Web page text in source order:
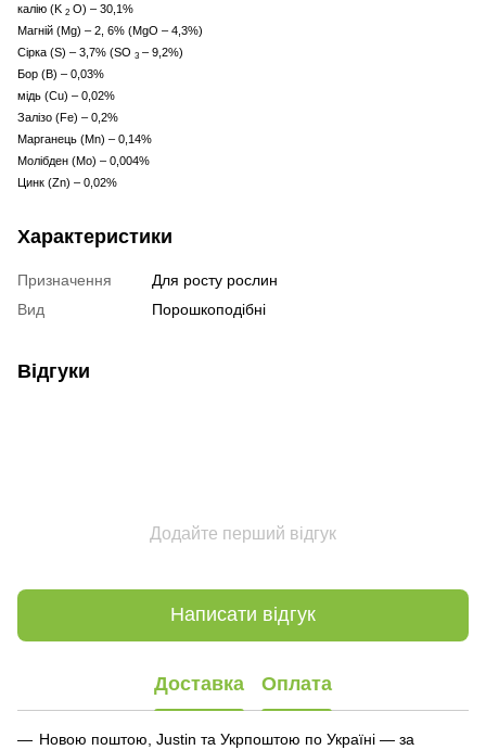
калію (K 2 O) – 30,1%
Магній (Mg) – 2, 6% (MgO – 4,3%)
Сірка (S) – 3,7% (SO 3 – 9,2%)
Бор (B) – 0,03%
мідь (Cu) – 0,02%
Залізо (Fe) – 0,2%
Марганець (Mn) – 0,14%
Молібден (Mo) – 0,004%
Цинк (Zn) – 0,02%
Характеристики
Призначення
Для росту рослин
Вид
Порошкоподібні
Відгуки
Додайте перший відгук
Написати відгук
Доставка Оплата
Новою поштою, Justin та Укрпоштою по Україні — за